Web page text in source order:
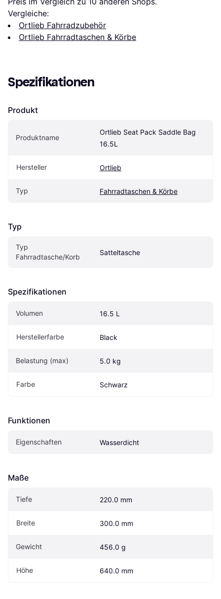
Vergleiche:
Ortlieb Fahrradzubehör
Ortlieb Fahrradtaschen & Körbe
Spezifikationen
Produkt
Produktname
Ortlieb Seat Pack Saddle Bag
16.5L
Hersteller Ortlieb
Typ Fahrradtaschen & Körbe
Typ
Typ
Fahrradtasche/Korb
Satteltasche
Spezifikationen
Volumen 16.5 L
Herstellerfarbe Black
Belastung (max) 5.0 kg
Farbe Schwarz
Funktionen
Eigen­schaften Wasserdicht
Maße
Tiefe 220.0 mm
Breite 300.0 mm
Gewicht 456.0 g
Höhe 640.0 mm